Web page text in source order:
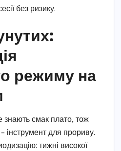
без ризику.
режиму на
знають смак плато, тож
інструмент для прориву.
тижні високої